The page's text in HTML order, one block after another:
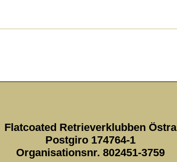
Flatcoated Retrieverklubben Östra
Postgiro 174764-1
Organisationsnr. 802451-3759